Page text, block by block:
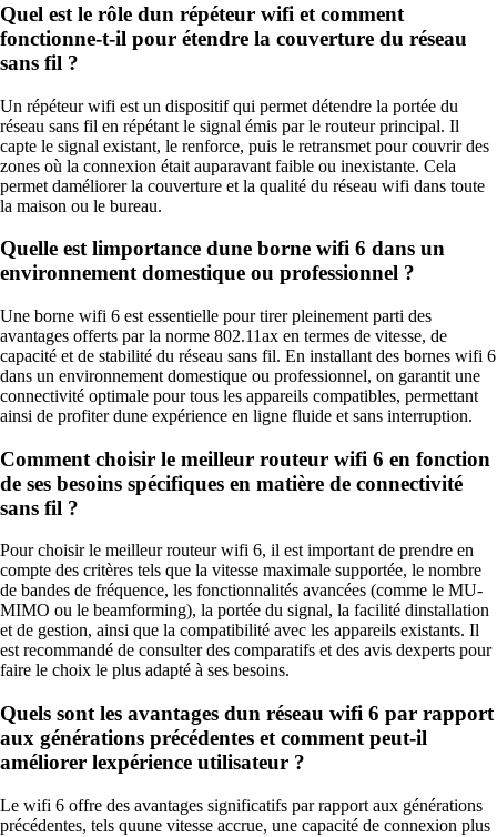
Quel est le rôle dun répéteur wifi et comment
fonctionne-t-il pour étendre la couverture du réseau
sans fil ?
Un répéteur wifi est un dispositif qui permet détendre la portée du
réseau sans fil en répétant le signal émis par le routeur principal. Il
capte le signal existant, le renforce, puis le retransmet pour couvrir des
zones où la connexion était auparavant faible ou inexistante. Cela
permet daméliorer la couverture et la qualité du réseau wifi dans toute
la maison ou le bureau.
Quelle est limportance dune borne wifi 6 dans un
environnement domestique ou professionnel ?
Une borne wifi 6 est essentielle pour tirer pleinement parti des
avantages offerts par la norme 802.11ax en termes de vitesse, de
capacité et de stabilité du réseau sans fil. En installant des bornes wifi 6
dans un environnement domestique ou professionnel, on garantit une
connectivité optimale pour tous les appareils compatibles, permettant
ainsi de profiter dune expérience en ligne fluide et sans interruption.
Comment choisir le meilleur routeur wifi 6 en fonction
de ses besoins spécifiques en matière de connectivité
sans fil ?
Pour choisir le meilleur routeur wifi 6, il est important de prendre en
compte des critères tels que la vitesse maximale supportée, le nombre
de bandes de fréquence, les fonctionnalités avancées (comme le MU-
MIMO ou le beamforming), la portée du signal, la facilité dinstallation
et de gestion, ainsi que la compatibilité avec les appareils existants. Il
est recommandé de consulter des comparatifs et des avis dexperts pour
faire le choix le plus adapté à ses besoins.
Quels sont les avantages dun réseau wifi 6 par rapport
aux générations précédentes et comment peut-il
améliorer lexpérience utilisateur ?
Le wifi 6 offre des avantages significatifs par rapport aux générations
précédentes, tels quune vitesse accrue, une capacité de connexion plus